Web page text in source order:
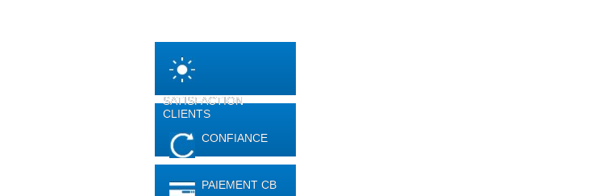
SATISFACTION
CLIENTS
CONFIANCE
PAIEMENT CB